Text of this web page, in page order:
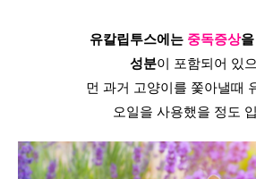
유칼립투스에는 중독증상
성분이 포함되어 있
먼 과거 고양이를 쫓아낼때
오일을 사용했을 정도